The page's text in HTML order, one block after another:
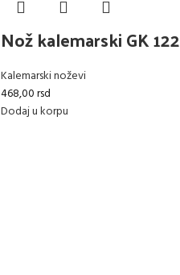
Nož kalemarski GK 122
Kalemarski noževi
468,00rsd
Dodaj u korpu